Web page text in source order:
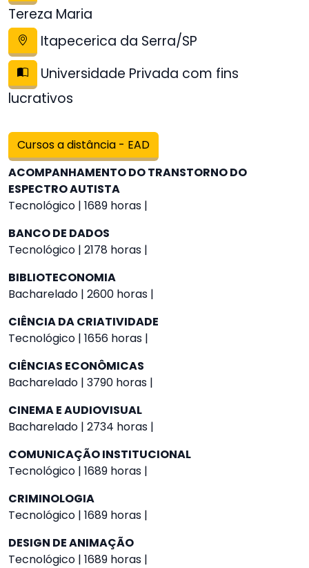
Tereza Maria
Itapecerica da Serra/SP
Universidade Privada com fins
lucrativos
Cursos a distância - EAD
ACOMPANHAMENTO DO TRANSTORNO DO
ESPECTRO AUTISTA
Tecnológico | 1689 horas |
BANCO DE DADOS
Tecnológico | 2178 horas |
BIBLIOTECONOMIA
Bacharelado | 2600 horas |
CIÊNCIA DA CRIATIVIDADE
Tecnológico | 1656 horas |
CIÊNCIAS ECONÔMICAS
Bacharelado | 3790 horas |
CINEMA E AUDIOVISUAL
Bacharelado | 2734 horas |
COMUNICAÇÃO INSTITUCIONAL
Tecnológico | 1689 horas |
CRIMINOLOGIA
Tecnológico | 1689 horas |
DESIGN DE ANIMAÇÃO
Tecnológico | 1689 horas |